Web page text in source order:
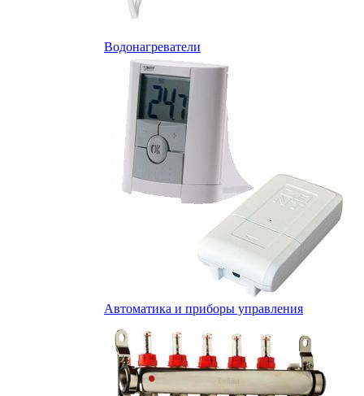
Водонагреватели
Автоматика и приборы управления